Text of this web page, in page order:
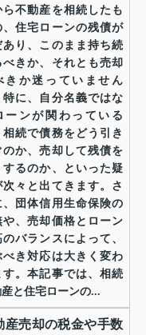
ら不動産を相続したも
、住宅ローンの残債が
あり、このまま持ち続
べきか、それとも売却
きか迷っていません
特に、自分名義ではな
ーンが関わっている
相続で債務をどう引き
のか、売却して残債を
するのか、といった疑
次々と出てきます。さ
、団体信用生命保険の
や、売却価格とローン
のバランスによって、
べき対応は大きく変わ
す。本記事では、相続
と住宅ローンの...
産売却の税金や手数